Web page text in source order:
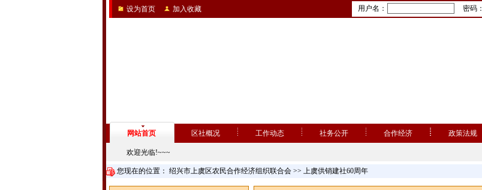
设为首页 加入收藏 用户名： 密码：
网站首页 区社概况 工作动态 社务公开 合作经济 政策法规
欢迎光临!~~~
您现在的位置： 绍兴市上虞区农民合作经济组织联合会 >> 上虞供销建社60周年